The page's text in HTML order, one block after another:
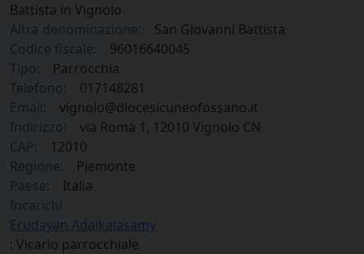
Battista in Vignolo
Altra denominazione:
San Giovanni Battista
Codice fiscale:
96016640045
Tipo:
Parrocchia
Telefono:
017148281
Email:
vignolo@diocesicuneofossano.it
Indirizzo:
via Roma 1, 12010 Vignolo CN
CAP:
12010
Regione:
Piemonte
Paese:
Italia
Incarichi
Erudayan Adaikalasamy
: Vicario parrocchiale